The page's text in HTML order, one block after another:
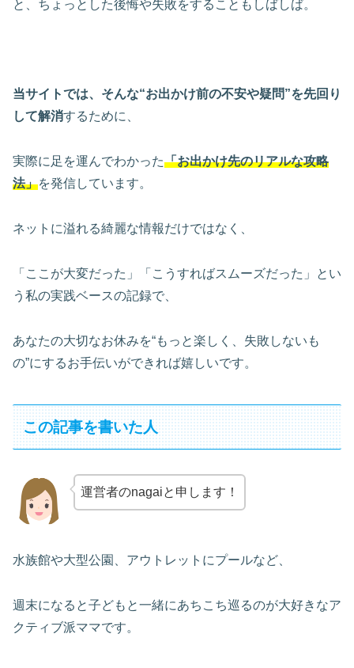
と、ちょっとした後悔や失敗をすることもしばしば。
当サイトでは、そんな“お出かけ前の不安や疑問”を先回り
して解消するために、
実際に足を運んでわかった「お出かけ先のリアルな攻略
法」を発信しています。
ネットに溢れる綺麗な情報だけではなく、
「ここが大変だった」「こうすればスムーズだった」とい
う私の実践ベースの記録で、
あなたの大切なお休みを“もっと楽しく、失敗しないも
の”にするお手伝いができれば嬉しいです。
この記事を書いた人
運営者のnagaiと申します！
水族館や大型公園、アウトレットにプールなど、
週末になると子どもと一緒にあちこち巡るのが大好きなア
クティブ派ママです。